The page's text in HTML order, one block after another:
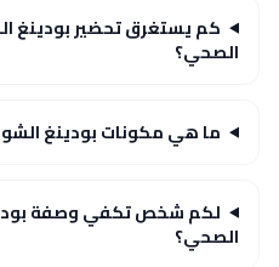
كم يستغرق تحضير بودينغ
الصحي؟
ما هي مكونات بودينغ
لكم شخص تكفي وصفة
الصحي؟